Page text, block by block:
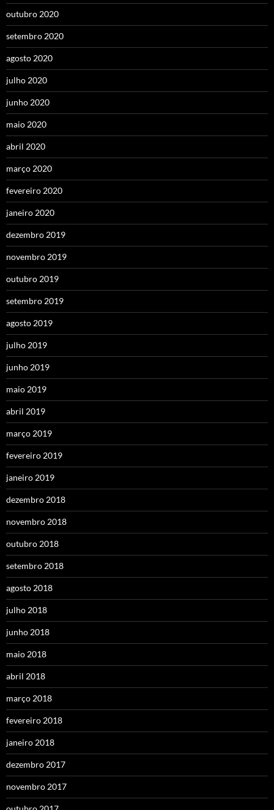
outubro 2020
setembro 2020
agosto 2020
julho 2020
junho 2020
maio 2020
abril 2020
março 2020
fevereiro 2020
janeiro 2020
dezembro 2019
novembro 2019
outubro 2019
setembro 2019
agosto 2019
julho 2019
junho 2019
maio 2019
abril 2019
março 2019
fevereiro 2019
janeiro 2019
dezembro 2018
novembro 2018
outubro 2018
setembro 2018
agosto 2018
julho 2018
junho 2018
maio 2018
abril 2018
março 2018
fevereiro 2018
janeiro 2018
dezembro 2017
novembro 2017